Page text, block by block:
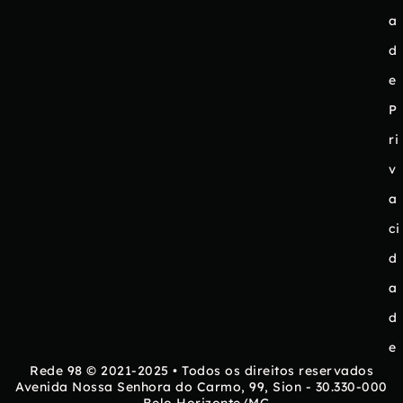
a
d
e
P
ri
v
a
ci
d
a
d
e
Rede 98 © 2021-2025 • Todos os direitos reservados
Avenida Nossa Senhora do Carmo, 99, Sion - 30.330-000